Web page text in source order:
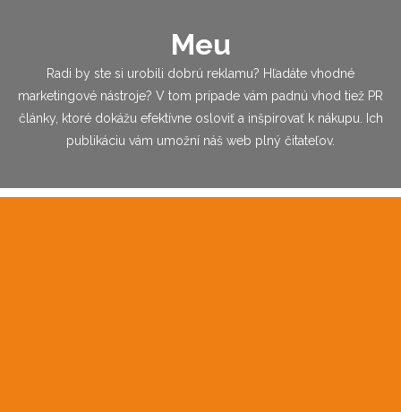
Meu
Radi by ste si urobili dobrú reklamu? Hľadáte vhodné
marketingové nástroje? V tom prípade vám padnú vhod tiež PR
články, ktoré dokážu efektívne osloviť a inšpirovať k nákupu. Ich
publikáciu vám umožní náš web plný čitateľov.